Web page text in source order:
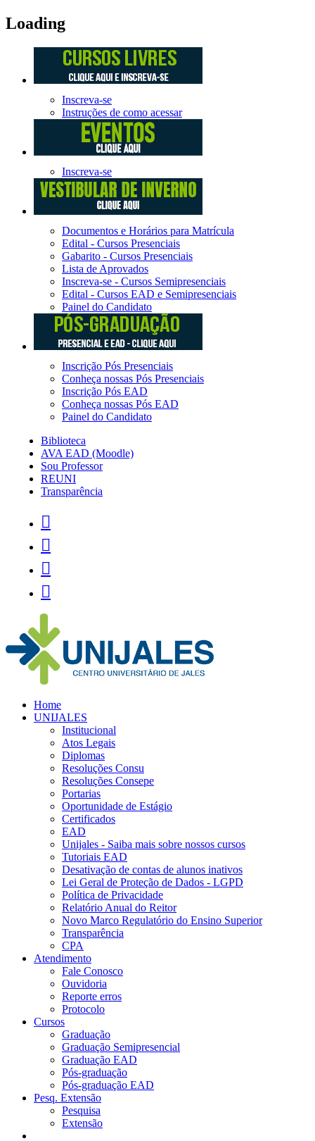
Loading
Inscreva-se
Instruções de como acessar
Inscreva-se
Documentos e Horários para Matrícula
Edital - Cursos Presenciais
Gabarito - Cursos Presenciais
Lista de Aprovados
Inscreva-se - Cursos Semipresenciais
Edital - Cursos EAD e Semipresenciais
Painel do Candidato
Inscrição Pós Presenciais
Conheça nossas Pós Presenciais
Inscrição Pós EAD
Conheça nossas Pós EAD
Painel do Candidato
Biblioteca
AVA EAD (Moodle)
Sou Professor
REUNI
Transparência




Home
UNIJALES
Institucional
Atos Legais
Diplomas
Resoluções Consu
Resoluções Consepe
Portarias
Oportunidade de Estágio
Certificados
EAD
Unijales - Saiba mais sobre nossos cursos
Tutoriais EAD
Desativação de contas de alunos inativos
Lei Geral de Proteção de Dados - LGPD
Política de Privacidade
Relatório Anual do Reitor
Novo Marco Regulatório do Ensino Superior
Transparência
CPA
Atendimento
Fale Conosco
Ouvidoria
Reporte erros
Protocolo
Cursos
Graduação
Graduação Semipresencial
Graduação EAD
Pós-graduação
Pós-graduação EAD
Pesq. Extensão
Pesquisa
Extensão